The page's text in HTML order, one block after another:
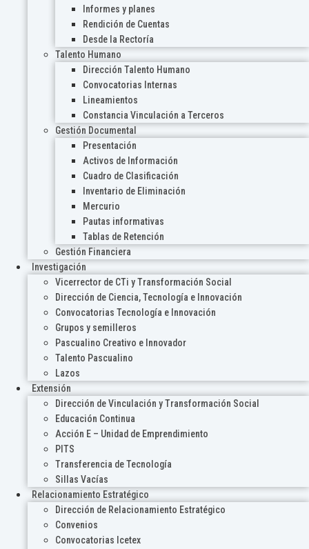
Informes y planes
Rendición de Cuentas
Desde la Rectoría
Talento Humano
Dirección Talento Humano
Convocatorias Internas
Lineamientos
Constancia Vinculación a Terceros
Gestión Documental
Presentación
Activos de Información
Cuadro de Clasificación
Inventario de Eliminación
Mercurio
Pautas informativas
Tablas de Retención
Gestión Financiera
Investigación
Vicerrector de CTi y Transformación Social
Dirección de Ciencia, Tecnología e Innovación
Convocatorias Tecnología e Innovación
Grupos y semilleros
Pascualino Creativo e Innovador
Talento Pascualino
Lazos
Extensión
Dirección de Vinculación y Transformación Social
Educación Continua
Acción E – Unidad de Emprendimiento
PITS
Transferencia de Tecnología
Sillas Vacías
Relacionamiento Estratégico
Dirección de Relacionamiento Estratégico
Convenios
Convocatorias Icetex